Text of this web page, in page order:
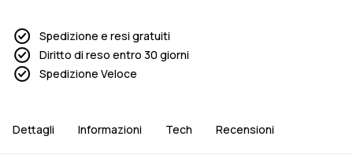
Spedizione e resi gratuiti
Diritto di reso entro 30 giorni
Spedizione Veloce
Dettagli Informazioni Tech Recensioni